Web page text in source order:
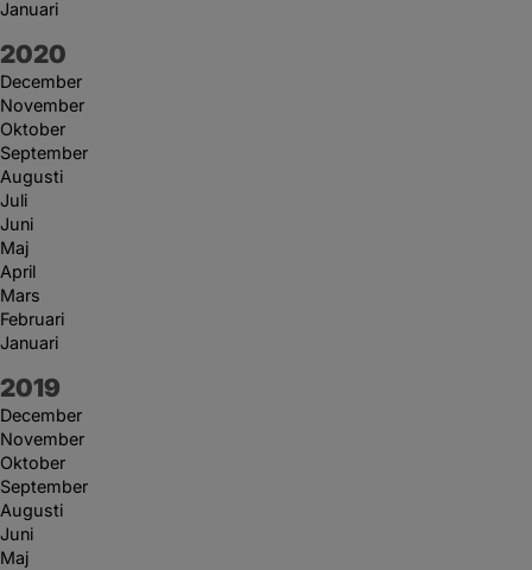
Januari
År:
2020
December
November
Oktober
September
Augusti
Juli
Juni
Maj
April
Mars
Februari
Januari
År:
2019
December
November
Oktober
September
Augusti
Juni
Maj